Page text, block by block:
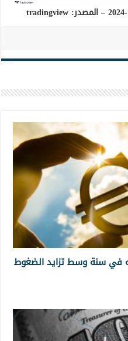
في سنة وسط تزايد الضغوط